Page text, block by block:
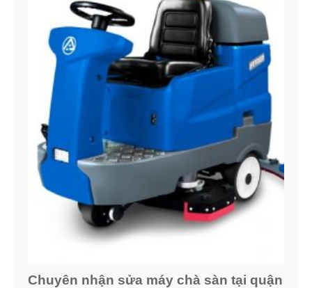
Chuyên nhận sửa máy chà sàn tại quận